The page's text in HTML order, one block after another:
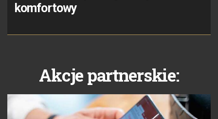
komfortowy
Akcje partnerskie: